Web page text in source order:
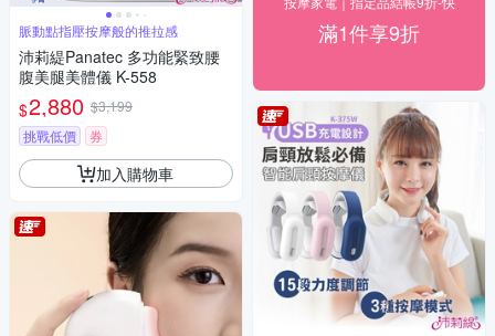
脈動點指壓按摩般的推拉感
沛莉緹Panatec 多功能緊致腰
腹美腿美體儀 K-558
$2,880 $3,199
挑戰低價
券
加入購物車
滿1件享9折